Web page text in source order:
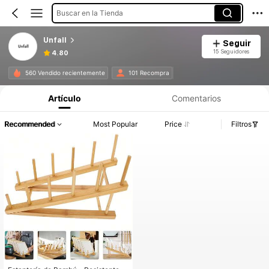
Buscar en la Tienda
Unfall
4.80
Seguir
15 Seguidores
560 Vendido recientemente 101 Recompra
Artículo Comentarios
Recommended Most Popular Price Filtros